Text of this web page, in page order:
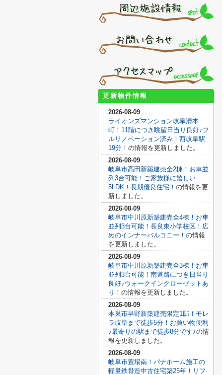
更新物件情報
2026-08-09
ライオンズマンション岐阜清本
町！11階につき眺望日当り良好♪フ
ルリノベーション済み！西岐阜駅
19分！ の情報を更新しました。
2026-08-09
岐阜市高田新築建売全2棟！お車並
列3台可能！ご家族様に嬉しい
5LDK！長期優良住宅！ の情報を更
新しました。
2026-08-09
岐阜市中川原新築建売全4棟！お車
並列3台可能！長良東小学校区！広
めのインナーバルコニー！ の情報
を更新しました。
2026-08-09
岐阜市中川原新築建売全3棟！お車
並列3台可能！南道路につき日当り
良好♪ウォークインクローゼットあ
り！ の情報を更新しました。
2026-08-09
本巣市早野新築建売限定1邸！モレ
ラ岐阜まで徒歩5分！お買い物便利
♪最寄りの駅まで徒歩8分です♪の情
報を更新しました。
2026-08-09
岐阜市萱場南！パナホーム施工の
軽量鉄骨造中古住宅築25年！リフ